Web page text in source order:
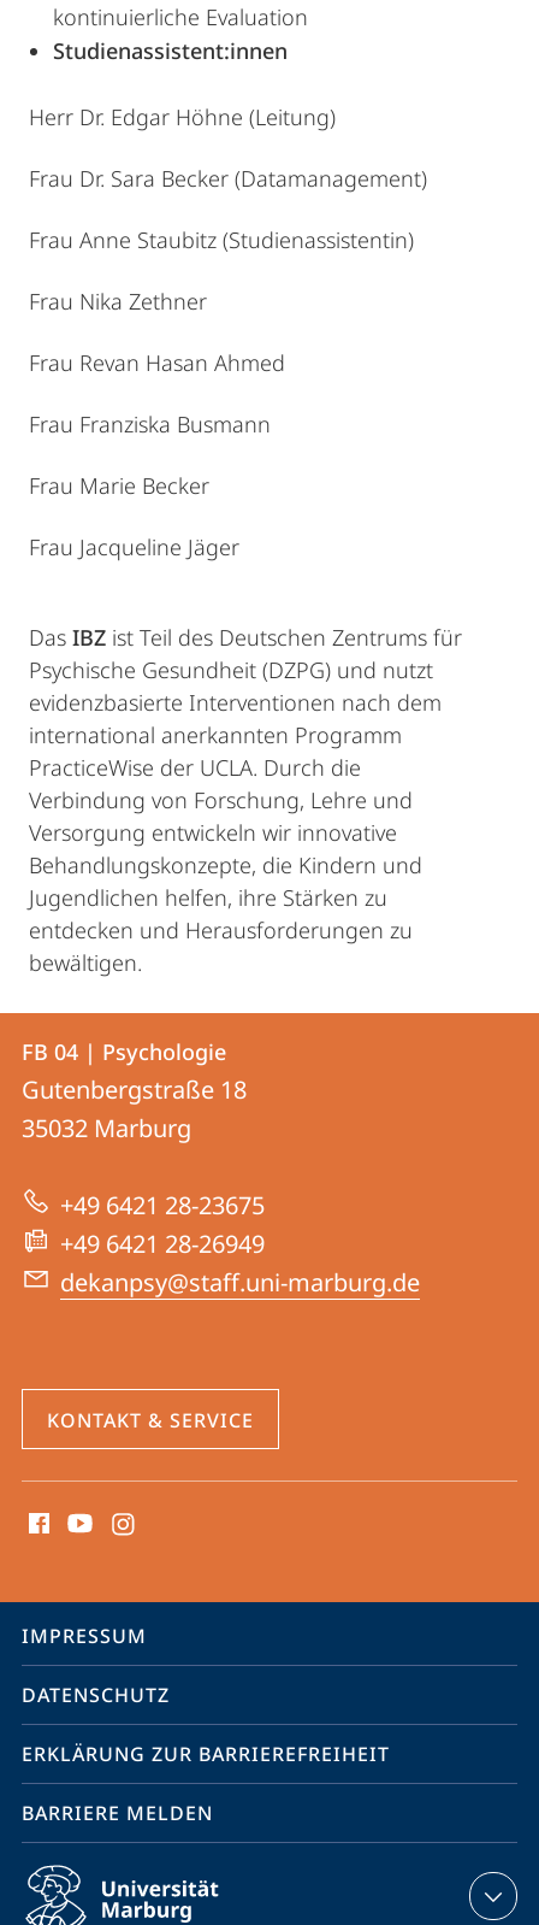
kontinuierliche Evaluation
Studienassistent:innen
Herr Dr. Edgar Höhne (Leitung)
Frau Dr. Sara Becker (Datamanagement)
Frau Anne Staubitz (Studienassistentin)
Frau Nika Zethner
Frau Revan Hasan Ahmed
Frau Franziska Busmann
Frau Marie Becker
Frau Jacqueline Jäger
Das IBZ ist Teil des Deutschen Zentrums für
Psychische Gesundheit (DZPG) und nutzt
evidenzbasierte Interventionen nach dem
international anerkannten Programm
PracticeWise der UCLA. Durch die
Verbindung von Forschung, Lehre und
Versorgung entwickeln wir innovative
Behandlungskonzepte, die Kindern und
Jugendlichen helfen, ihre Stärken zu
entdecken und Herausforderungen zu
bewältigen.
Kontakt
und
Informationen
zur
Website
Kontaktinformationen
FB
04
Psychologie
FB 04 | Psychologie
Gutenbergstraße 18
35032 Marburg
+49 6421 28-23675
+49 6421 28-26949
dekanpsy@staff.uni-marburg.de
KONTAKT & SERVICE
Media
Service-
Navigation
IMPRESSUM
DATENSCHUTZ
ERKLÄRUNG ZUR BARRIEREFREIHEIT
BARRIERE MELDEN